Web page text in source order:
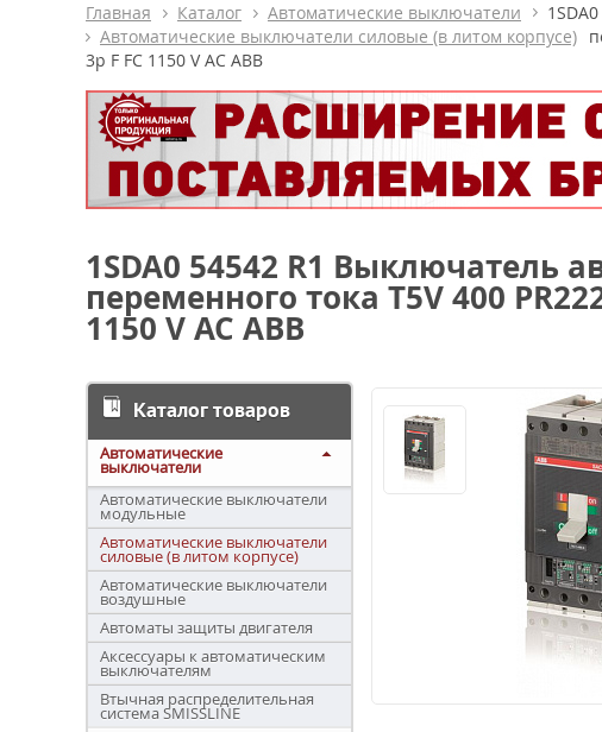
Главная Каталог
Автоматические выключатели
Автоматические выключатели силовые (в литом корпусе)
3p F FC 1150 V AC ABB
1SDA0 54542 R1 Выключатель
переменного тока T5V 400
1150 V AC ABB
Каталог товаров
Автоматические
выключатели
Автоматические выключатели
модульные
Автоматические выключатели
силовые (в литом корпусе)
Автоматические выключатели
воздушные
Автоматы защиты двигателя
Аксессуары к автоматическим
выключателям
Втычная распределительная
система SMISSLINE